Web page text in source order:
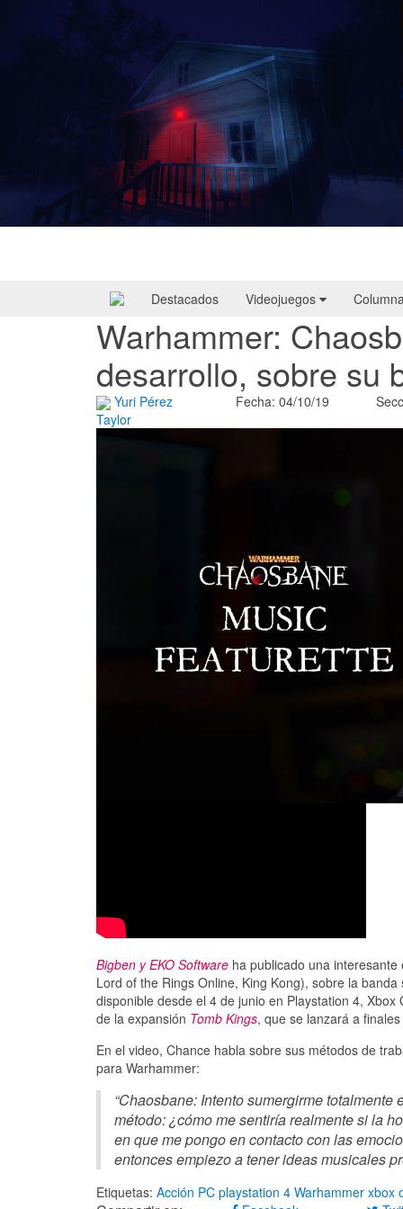
Destacados Videojuegos
Warhammer:
desarrollo, sobre su
Yuri Pérez
Taylor
Fecha: 04/10/19
Bigben y EKO Software ha publicado una
Lord of the Rings Online, King Kong), sobre la banda
disponible desde el 4 de junio en Playstation 4,
de la expansión Tomb Kings, que se lanzará a
En el video, Chance habla sobre sus métodos de
para Warhammer:
“Chaosbane: Intento sumergirme
método: ¿cómo me sentiría realmente si la
en que me pongo en contacto con las
entonces empiezo a tener ideas musicales
Etiquetas: Acción PC playstation 4 Warhammer xbox